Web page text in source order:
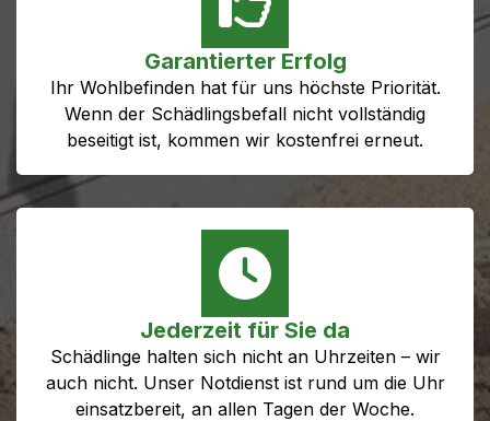
Garantierter Erfolg
Ihr Wohlbefinden hat für uns höchste Priorität.
Wenn der Schädlingsbefall nicht vollständig
beseitigt ist, kommen wir kostenfrei erneut.
Jederzeit für Sie da
Schädlinge halten sich nicht an Uhrzeiten – wir
auch nicht. Unser Notdienst ist rund um die Uhr
einsatzbereit, an allen Tagen der Woche.